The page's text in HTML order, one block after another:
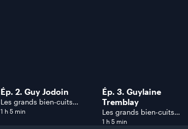
Ép. 2. Guy Jodoin
Les grands bien-cuits
Comédiha!
1 h 5 min
Ép. 3. Guylaine
Tremblay
Les grands bien-cuits
Comédiha!
1 h 5 min